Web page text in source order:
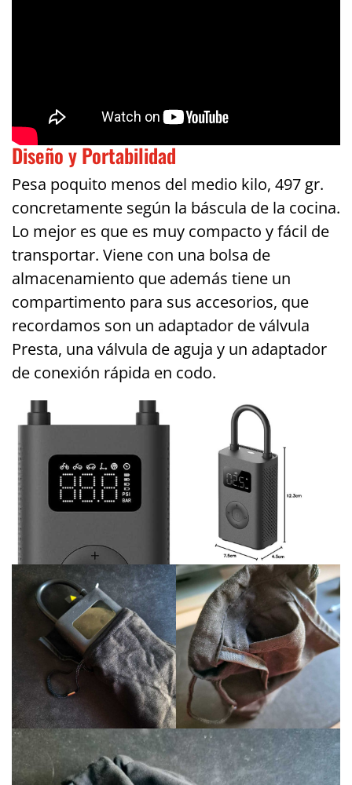
Diseño y Portabilidad
Pesa poquito menos del medio kilo, 497 gr.
concretamente según la báscula de la cocina.
Lo mejor es que es muy compacto y fácil de
transportar. Viene con una bolsa de
almacenamiento que además tiene un
compartimento para sus accesorios, que
recordamos son un adaptador de válvula
Presta, una válvula de aguja y un adaptador
de conexión rápida en codo.